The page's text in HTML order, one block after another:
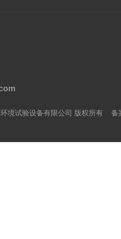
境试验设备有限公司 版权所有 备